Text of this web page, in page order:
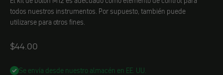
todos nuestros instrumentos. Por supuesto, también puede
utilizarse para otros fines.
Angebot
$44.00
Se envía desde nuestro almacén en EE. UU.